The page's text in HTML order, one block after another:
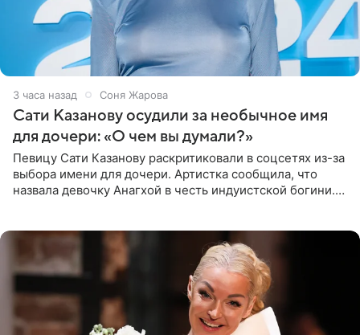
3 часа назад Соня Жарова
Сати Казанову осудили за необычное имя
для дочери: «О чем вы думали?»
Певицу Сати Казанову раскритиковали в соцсетях из-за
выбора имени для дочери. Артистка сообщила, что
назвала девочку Анагхой в честь индуистской богини.